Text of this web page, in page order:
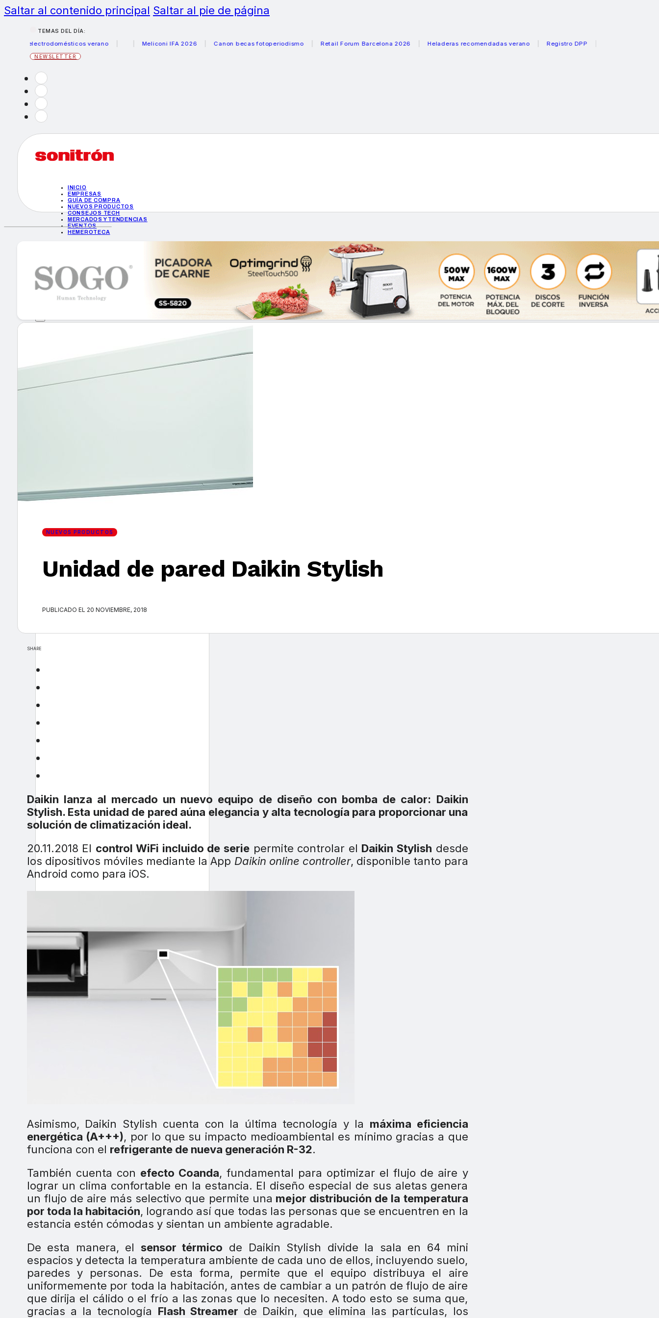
Saltar al contenido principal Saltar al pie de página
TEMAS DEL DÍA:
electrodomésticos verano
Meliconi IFA 2026 Canon becas fotoperiodismo Retail Forum Barcelona 2026 Heladeras recomendadas verano Registro DPP
NEWSLETTER
INICIO
EMPRESAS
GUÍA DE COMPRA
NUEVOS PRODUCTOS
CONSEJOS TECH
MERCADOS Y TENDENCIAS
EVENTOS
HEMEROTECA
GUÍA DE COMPRA
NUEVOS PRODUCTOS
CONSEJOS TECH
MERCADOS Y TENDENCIAS
HEMEROTECA
NUEVOS PRODUCTOS
Unidad de pared Daikin Stylish
PUBLICADO EL 20 NOVIEMBRE, 2018
SHARE
Daikin lanza al mercado un nuevo equipo de diseño con bomba de calor: Daikin
Stylish. Esta unidad de pared aúna elegancia y alta tecnología para proporcionar una
solución de climatización ideal.
20.11.2018 El control WiFi incluido de serie permite controlar el Daikin Stylish desde
los dipositivos móviles mediante la App Daikin online controller, disponible tanto para
Android como para iOS.
Asimismo, Daikin Stylish cuenta con la última tecnología y la máxima eficiencia
energética (A+++), por lo que su impacto medioambiental es mínimo gracias a que
funciona con el refrigerante de nueva generación R-32.
También cuenta con efecto Coanda, fundamental para optimizar el flujo de aire y
lograr un clima confortable en la estancia. El diseño especial de sus aletas genera
un flujo de aire más selectivo que permite una mejor distribución de la temperatura
por toda la habitación, logrando así que todas las personas que se encuentren en la
estancia estén cómodas y sientan un ambiente agradable.
De esta manera, el sensor térmico de Daikin Stylish divide la sala en 64 mini
espacios y detecta la temperatura ambiente de cada uno de ellos, incluyendo suelo,
paredes y personas. De esta forma, permite que el equipo distribuya el aire
uniformemente por toda la habitación, antes de cambiar a un patrón de flujo de aire
que dirija el cálido o el frío a las zonas que lo necesiten. A todo esto se suma que,
gracias a la tecnología Flash Streamer de Daikin, que elimina las partículas, los